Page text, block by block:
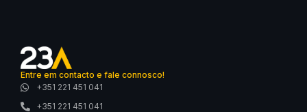
Entre em contacto e fale connosco!
+351 221 451 041
+351 221 451 041